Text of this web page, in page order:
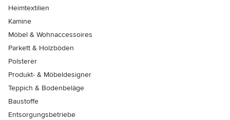
Heimtextilien
Kamine
Möbel & Wohnaccessoires
Parkett & Holzböden
Polsterer
Produkt- & Möbeldesigner
Teppich & Bodenbeläge
Baustoffe
Entsorgungsbetriebe